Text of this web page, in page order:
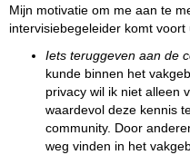
Mijn motivatie om me aan te
intervisiebegeleider komt voort
Iets teruggeven aan de
kunde binnen het
privacy wil ik niet alleen
waardevol deze kennis
community. Door
weg vinden in het